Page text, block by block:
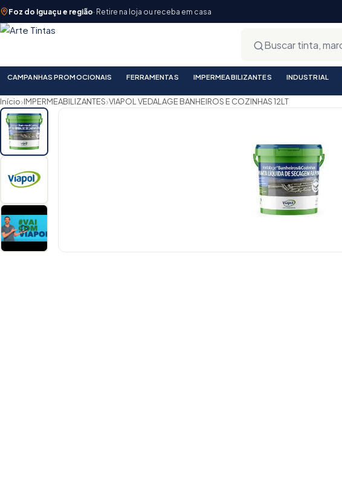
Foz do Iguaçu e região· Retire na loja ou receba em casa
CAMPANHAS PROMOCIONAIS FERRAMENTAS IMPERMEABILIZANTES INDUSTRIAL
Início›IMPERMEABILIZANTES›VIAPOL VEDALAGE BANHEIROS E COZINHAS 12LT